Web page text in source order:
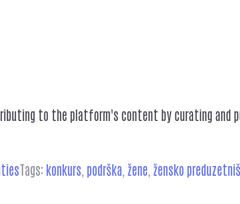
to the platform's content by curating and
Tags: konkurs podrška žene žensko